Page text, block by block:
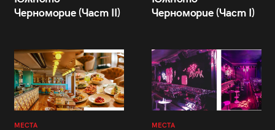
Черноморие (Част II)
Черноморие (Част I)
МЕСТА МЕСТА